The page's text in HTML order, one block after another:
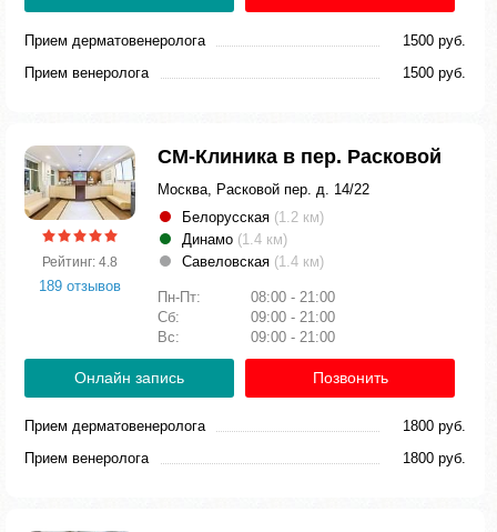
Прием дерматовенеролога
1500 руб.
Прием венеролога
1500 руб.
Рейтинг: 4.8
189 отзывов
СМ-Клиника в пер. Расковой
Москва, Расковой пер. д. 14/22
Белорусская (1.2 км)
Динамо (1.4 км)
Савеловская (1.4 км)
Пн-Пт:
08:00 - 21:00
Сб:
09:00 - 21:00
Вс:
09:00 - 21:00
Онлайн запись Позвонить
Прием дерматовенеролога
1800 руб.
Прием венеролога
1800 руб.